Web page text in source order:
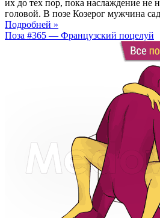
их до тех пор, пока наслаждение не
головой. В позе Козерог мужчина
Подробней »
Поза #365 — Французский поцелуй